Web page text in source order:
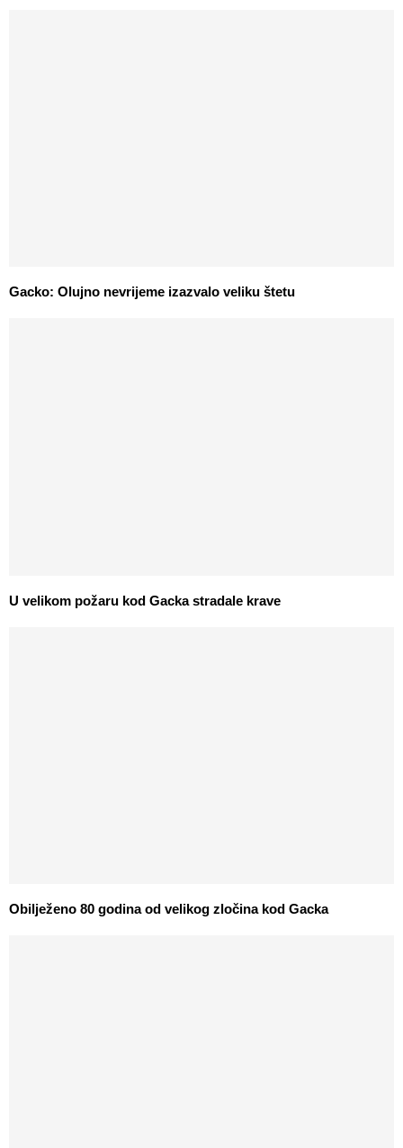
Gacko: Olujno nevrijeme izazvalo veliku štetu
U velikom požaru kod Gacka stradale krave
Obilježeno 80 godina od velikog zločina kod Gacka